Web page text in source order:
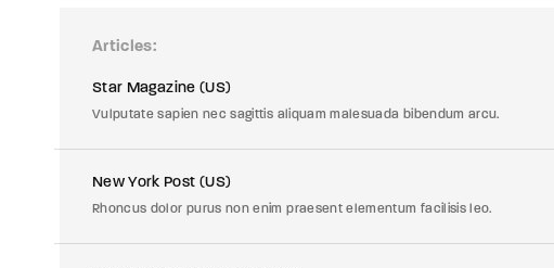
Articles
Star Magazine (US)
Vulputate sapien nec sagittis aliquam malesuada bibendum arcu.
New York Post (US)
Rhoncus dolor purus non enim praesent elementum facilisis leo.